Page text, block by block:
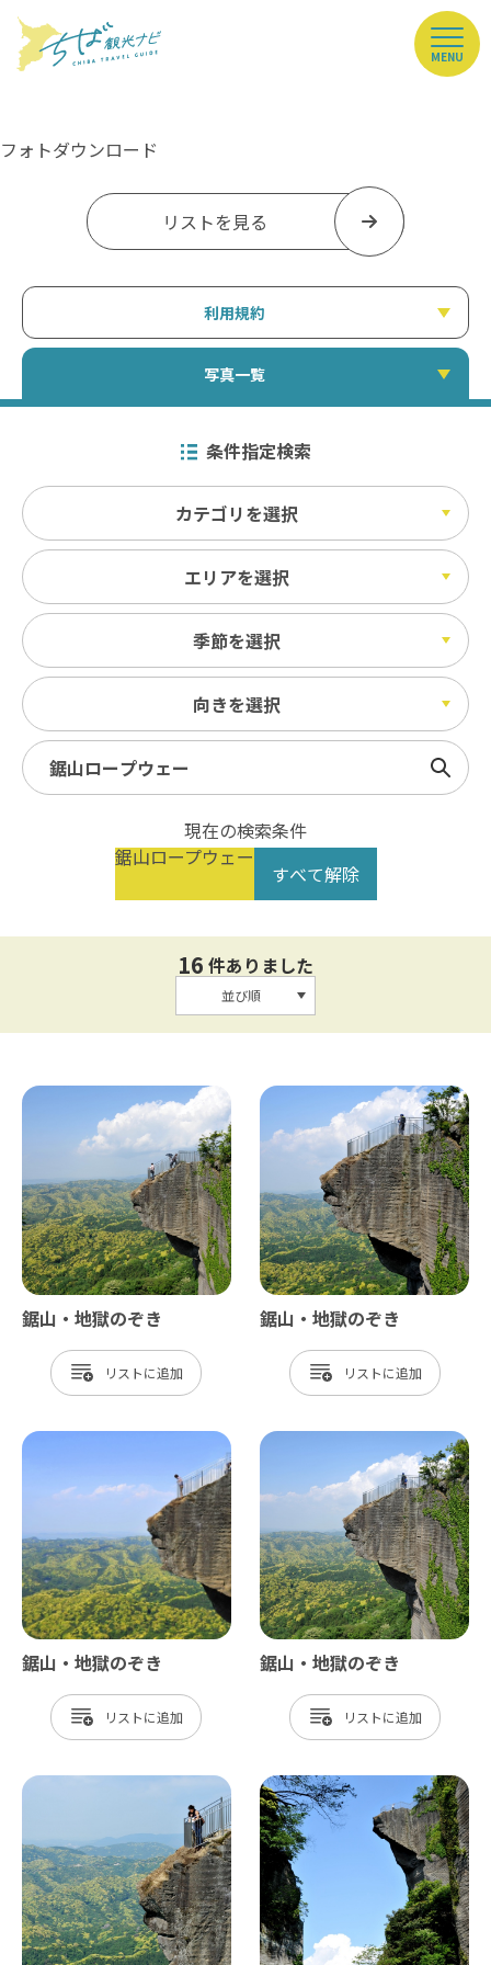
MENU
フォトダウンロード
リストを見る
利用規約
写真一覧
条件指定検索
カテゴリを選択
エリアを選択
季節を選択
向きを選択
検索
現在の検索条件
鋸山ロープウェー
すべて解除
16 件ありました
並び順
鋸山・地獄のぞき
リスト
鋸山・地獄のぞき
リスト
鋸山・地獄のぞき
リスト
鋸山・地獄のぞき
リスト